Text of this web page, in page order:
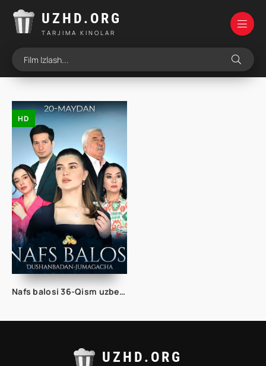
UZHD.ORG
TARJIMA KINOLAR
HD
Nafs balosi 36-Qism uzbek serial 2024
UZHD.ORG